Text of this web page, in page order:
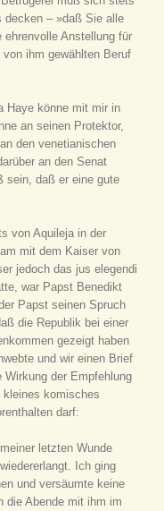
decken – »daß Sie alle
ehrenvolle Anstellung für
ihm gewählten Beruf
Haye könne mit mir in
an seinen Protektor,
den venetianischen
an den Senat
sein, daß er eine gute
von Aquileja in der
mit dem Kaiser von
jedoch das jus elegendi
war Papst Benedikt
Papst seinen Spruch
die Republik bei einer
gezeigt haben
und wir einen Brief
Wirkung der Empfehlung
komisches
darf:
letzten Wunde
Ich ging
und versäumte keine
die Abende mit ihm im